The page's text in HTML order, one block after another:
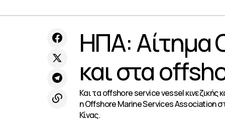
ασφαλείς πλόες στα boxshipsΗΠΑ: Αίτημα
και στα
Και τα offshore service vessel
η Offshore Marine Services Association
Κίνας.